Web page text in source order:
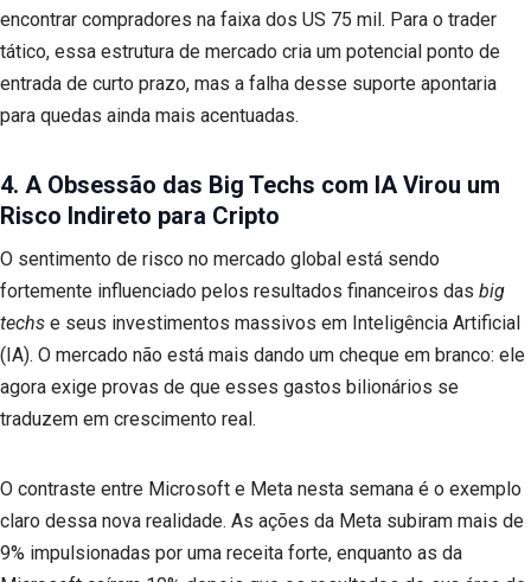
encontrar compradores na faixa dos US 75 mil. Para o trader
tático, essa estrutura de mercado cria um potencial ponto de
entrada de curto prazo, mas a falha desse suporte apontaria
para quedas ainda mais acentuadas.
4. A Obsessão das Big Techs com IA Virou um
Risco Indireto para Cripto
O sentimento de risco no mercado global está sendo
fortemente influenciado pelos resultados financeiros das big
techs e seus investimentos massivos em Inteligência Artificial
(IA). O mercado não está mais dando um cheque em branco: ele
agora exige provas de que esses gastos bilionários se
traduzem em crescimento real.
O contraste entre Microsoft e Meta nesta semana é o exemplo
claro dessa nova realidade. As ações da Meta subiram mais de
9% impulsionadas por uma receita forte, enquanto as da